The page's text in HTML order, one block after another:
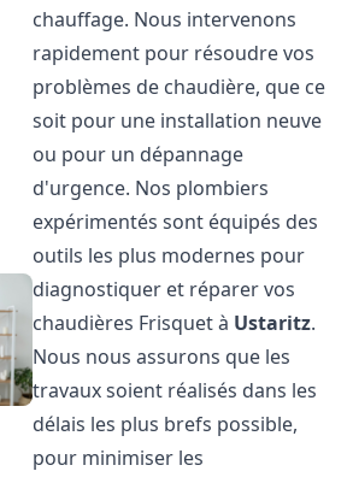
chauffage. Nous intervenons
rapidement pour résoudre vos
problèmes de chaudière, que ce
soit pour une installation neuve
ou pour un dépannage
d'urgence. Nos plombiers
expérimentés sont équipés des
outils les plus modernes pour
diagnostiquer et réparer vos
chaudières Frisquet à Ustaritz.
Nous nous assurons que les
travaux soient réalisés dans les
délais les plus brefs possible,
pour minimiser les